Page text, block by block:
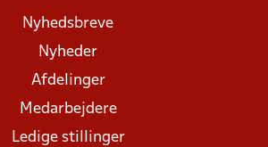
Nyhedsbreve
Nyheder
Afdelinger
Medarbejdere
Ledige stillinger